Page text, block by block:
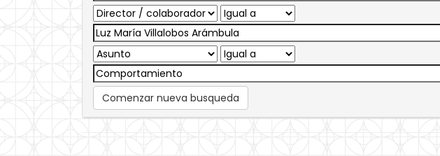
Comenzar nueva busqueda